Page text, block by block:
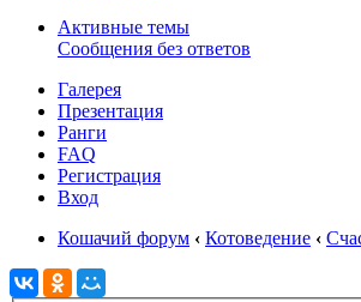
Активные темы
Сообщения без ответов
Галерея
Презентация
Ранги
FAQ
Регистрация
Вход
Кошачий форум ‹ Котоведение ‹